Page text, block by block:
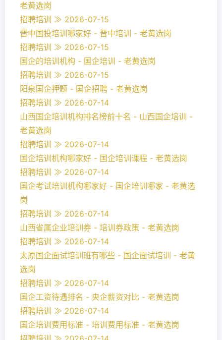
老黄选岗
招聘培训 ≫ 2026-07-15
晋中国投培训哪家好 - 晋中培训 - 老黄选岗
招聘培训 ≫ 2026-07-15
国企的培训机构 - 国企培训 - 老黄选岗
招聘培训 ≫ 2026-07-15
阳泉国企押题 - 国企招聘 - 老黄选岗
招聘培训 ≫ 2026-07-14
山西国企培训机构排名榜前十名 - 山西国企培训 -
老黄选岗
招聘培训 ≫ 2026-07-14
国企培训机构哪家好 - 国企培训课程 - 老黄选岗
招聘培训 ≫ 2026-07-14
国企考试培训机构哪家好 - 国企培训哪家 - 老黄选
岗
招聘培训 ≫ 2026-07-14
山西省属企业培训券 - 培训券政策 - 老黄选岗
招聘培训 ≫ 2026-07-14
太原国企面试培训班有哪些 - 国企面试培训 - 老黄
选岗
招聘培训 ≫ 2026-07-14
国企工资待遇排名 - 央企薪资对比 - 老黄选岗
招聘培训 ≫ 2026-07-14
国企培训费用标准 - 培训费用标准 - 老黄选岗